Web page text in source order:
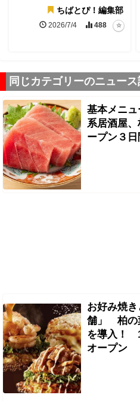
ちばとぴ！編集部
2026/7/4 488
同じカテゴリーのニュー
基本メニ
系居酒屋
ープン３
お好み焼
舗」 柏の
を導入！
オープン